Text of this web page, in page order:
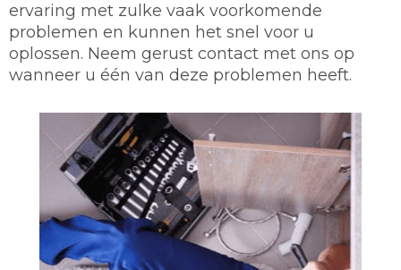
ervaring met zulke vaak voorkomende
problemen en kunnen het snel voor u
oplossen. Neem gerust contact met ons op
wanneer u één van deze problemen heeft.